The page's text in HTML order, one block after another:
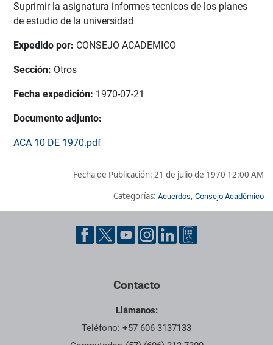
Suprimir la asignatura informes tecnicos de los planes
de estudio de la universidad
Expedido por: CONSEJO ACADEMICO
Sección: Otros
Fecha expedición: 1970-07-21
Documento adjunto:
ACA 10 DE 1970.pdf
Fecha de Publicación: 21 de julio de 1970 12:00 AM
Categorías: Acuerdos, Consejo Académico
Pie de página con información de contacto, redes sociales y
Contacto
Llámanos:
Teléfono: +57 606 3137133